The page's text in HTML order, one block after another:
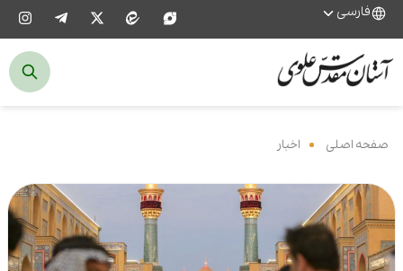
فارسی
صفحه اصلی اخبار